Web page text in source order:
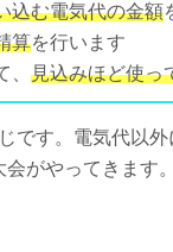
込む電気代の金額
算を行います
、 見込みほど使っ
す。電気代以
がやってきます。